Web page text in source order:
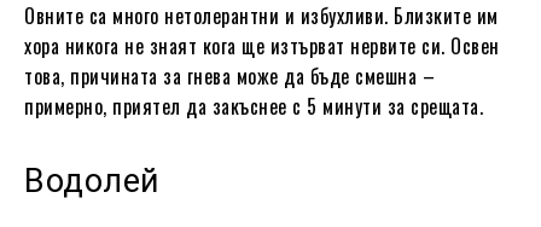
Овните са много нетолерантни и избухливи. Близките им
хора никога не знаят кога ще изтърват нервите си. Освен
това, причината за гнева може да бъде смешна –
примерно, приятел да закъснее с 5 минути за срещата.
Водолей